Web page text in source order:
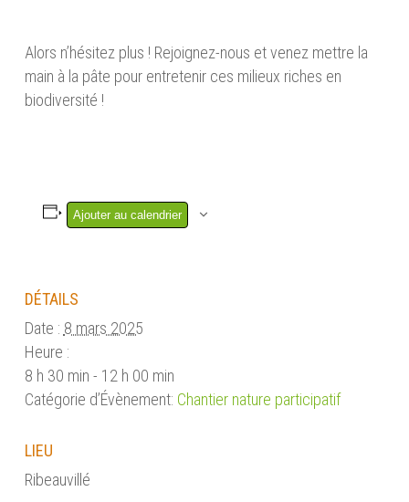
Alors n’hésitez plus ! Rejoignez-nous et venez mettre la
main à la pâte pour entretenir ces milieux riches en
biodiversité !
Ajouter au calendrier
DÉTAILS
Date : 8 mars 2025
Heure :
8 h 30 min - 12 h 00 min
Catégorie d’Évènement: Chantier nature participatif
LIEU
Ribeauvillé